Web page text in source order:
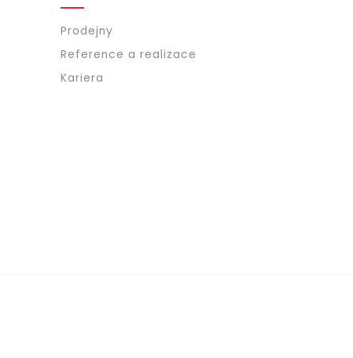
Prodejny
Reference a realizace
Kariera